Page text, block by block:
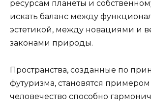
ресурсам планеты и
искать баланс между
эстетикой, между новациями и
законами природы.
Пространства, созданные по
футуризма, становятся примером
человечество способно